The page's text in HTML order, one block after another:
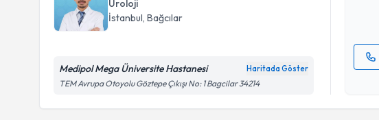
Üroloji
İstanbul, Bağcılar
Medipol Mega Üniversite Hastanesi Haritada Göster
TEM Avrupa Otoyolu Göztepe Çıkışı No: 1 Bagcilar 34214